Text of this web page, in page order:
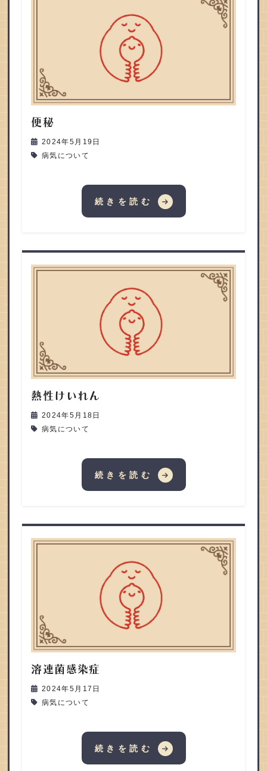
便秘
2024年5月19日
病気について
続きを読む
熱性けいれん
2024年5月18日
病気について
続きを読む
溶連菌感染症
2024年5月17日
病気について
続きを読む